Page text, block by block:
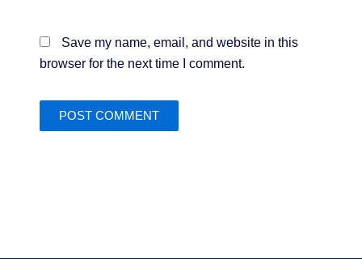
Save my name, email, and website in this
browser for the next time I comment.